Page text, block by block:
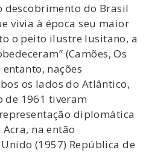
descobrimento do Brasil
vivia à época seu maior
o peito ilustre lusitano, a
(Camões, Os
nações
os lados do Atlântico,
de 1961 tiveram
diplomática
na então
(1957) República de